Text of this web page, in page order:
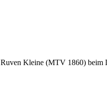
Kleine (MTV 1860) beim